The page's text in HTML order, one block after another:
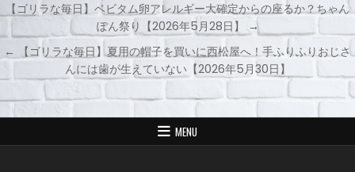
投
稿
ナ
ビ
ー
【ゴリラな毎日】ベビタム卵アレルギー大確定からの座るか？ちゃん
ぽん祭り【2026年5月28日】 →
← 【ゴリラな毎日】夏用の帽子を買いに西松屋へ！手ふりふりおじさ
んには歯が生えていない【2026年5月30日】
MENU